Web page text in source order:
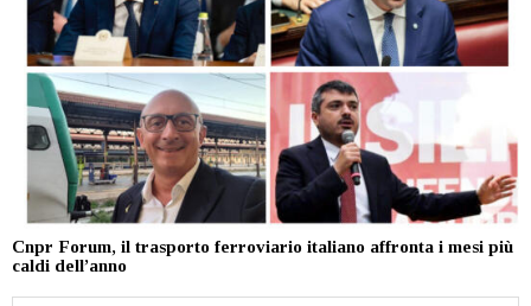
Cnpr Forum, il trasporto ferroviario italiano affronta i mesi più
caldi dell’anno